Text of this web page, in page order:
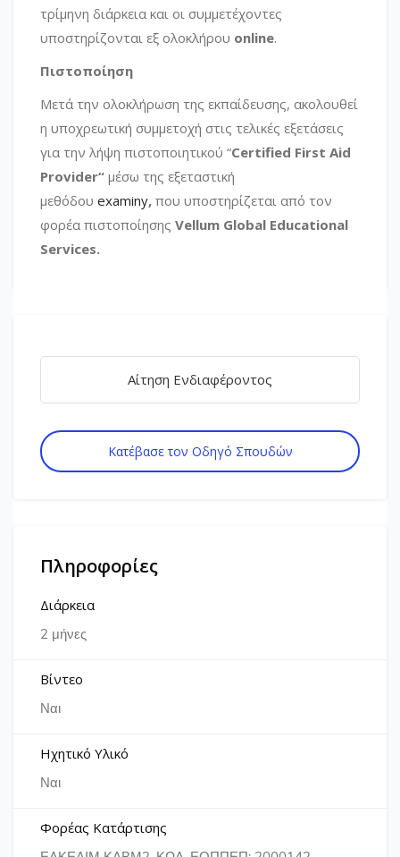
τρίμηνη διάρκεια και οι συμμετέχοντες
υποστηρίζονται εξ ολοκλήρου online.
Πιστοποίηση
Μετά την ολοκλήρωση της εκπαίδευσης, ακολουθεί
η υποχρεωτική συμμετοχή στις τελικές εξετάσεις
για την λήψη πιστοποιητικού “Certified First Aid
Provider“ μέσω της εξεταστική
μεθόδου examiny, που υποστηρίζεται από τον
φορέα πιστοποίησης Vellum Global Educational
Services.
Αίτηση Ενδιαφέροντος
Κατέβασε τον Οδηγό Σπουδών
Πληροφορίες
Διάρκεια
2 μήνες
Βίντεο
Ναι
Ηχητικό Υλικό
Ναι
Φορέας Κατάρτισης